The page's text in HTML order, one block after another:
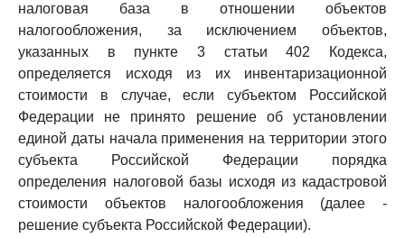
налоговая база в отношении объектов
налогообложения, за исключением объектов,
указанных в пункте 3 статьи 402 Кодекса,
определяется исходя из их инвентаризационной
стоимости в случае, если субъектом Российской
Федерации не принято решение об установлении
единой даты начала применения на территории этого
субъекта Российской Федерации порядка
определения налоговой базы исходя из кадастровой
стоимости объектов налогообложения (далее -
решение субъекта Российской Федерации).